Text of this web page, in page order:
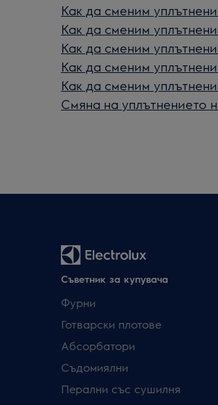
Как да сменим
Как да сменим
Как да сменим
Как да сменим
Как да сменим
Смяна на уплътнението
Съветник за купувача
Фурни
Готварски плотове
Абсорбатори
Съдомиялни
Перални със сушилня